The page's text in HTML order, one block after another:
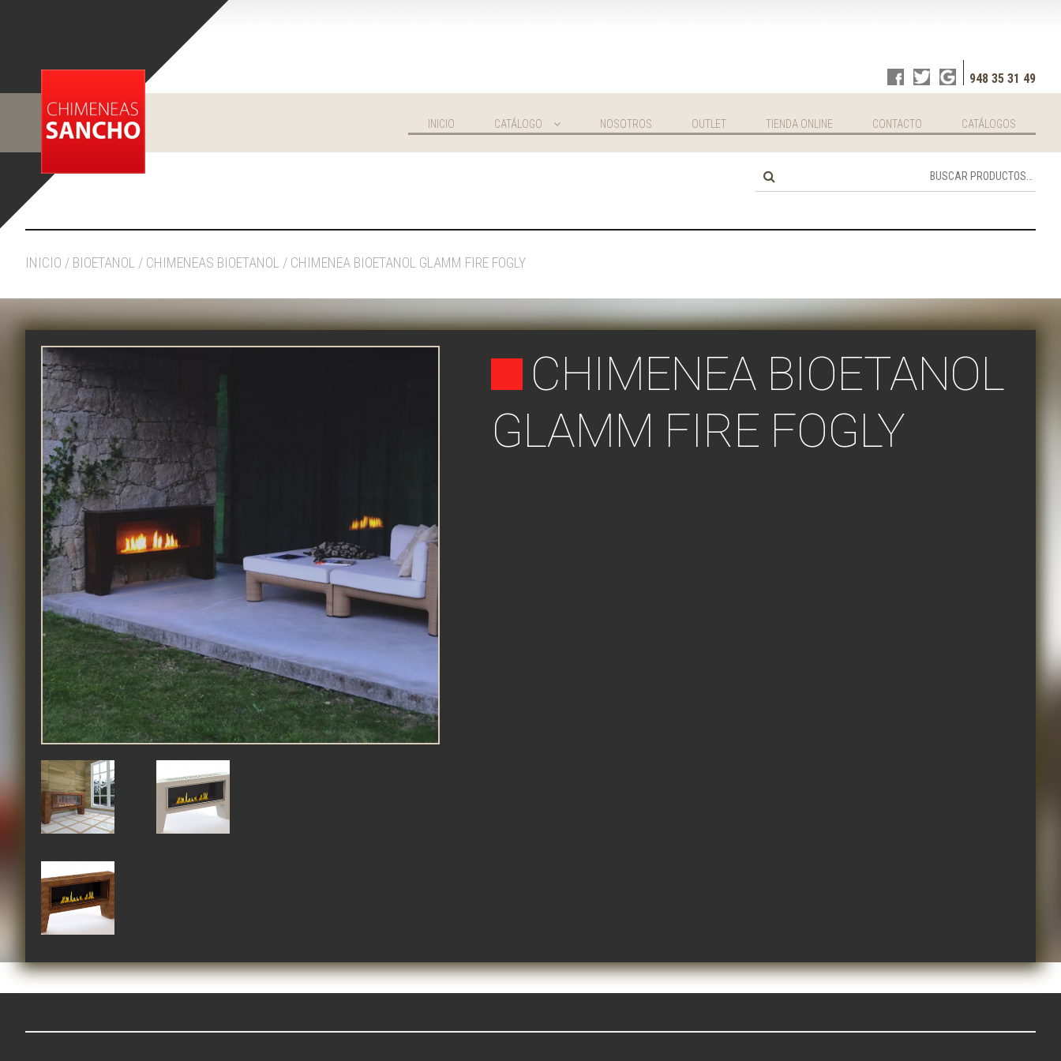
948 35 31 49
INICIO CATÁLOGO NOSOTROS OUTLET TIENDA ONLINE CONTACTO CATÁLOGOS
por:
INICIO / BIOETANOL / CHIMENEAS BIOETANOL / CHIMENEA BIOETANOL GLAMM FIRE FOGLY
CHIMENEA BIOETANOL
GLAMM FIRE FOGLY